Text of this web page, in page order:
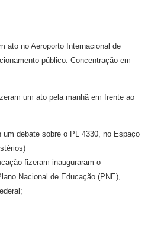
ato no Aeroporto Internacional de
público. Concentração em
um ato pela manhã em frente ao
debate sobre o PL 4330, no Espaço
fizeram inauguraram o
Nacional de Educação (PNE),